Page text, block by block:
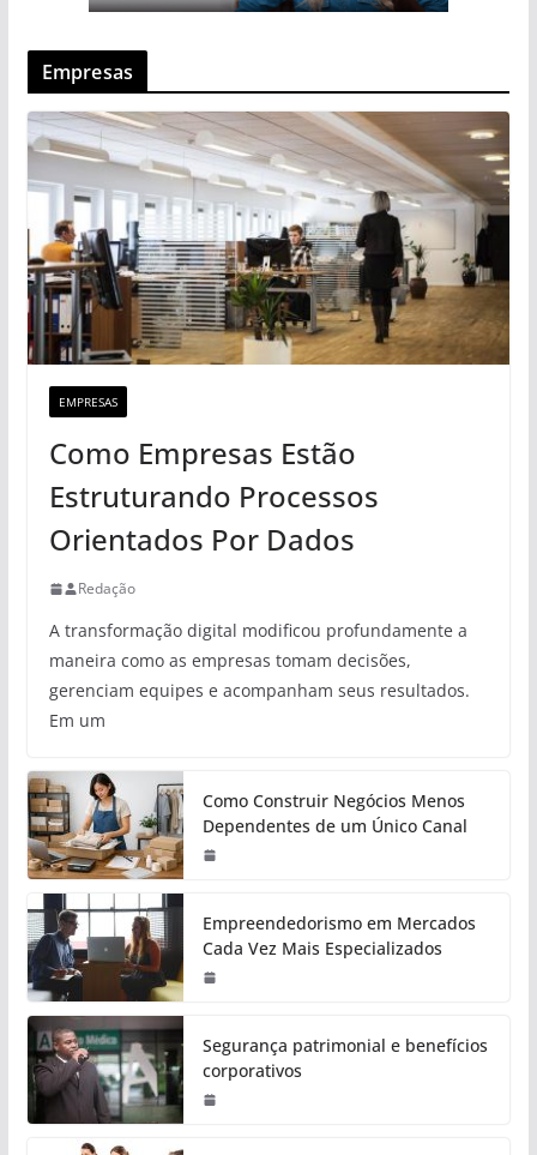
Empresas
EMPRESAS
Como Empresas Estão
Estruturando Processos
Orientados Por Dados
Redação
A transformação digital modificou profundamente a
maneira como as empresas tomam decisões,
gerenciam equipes e acompanham seus resultados.
Em um
Como Construir Negócios Menos
Dependentes de um Único Canal
Empreendedorismo em Mercados
Cada Vez Mais Especializados
Segurança patrimonial e benefícios
corporativos